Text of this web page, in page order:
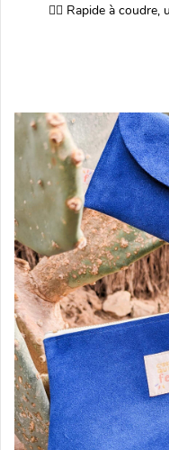
👉🏽 Rapide à